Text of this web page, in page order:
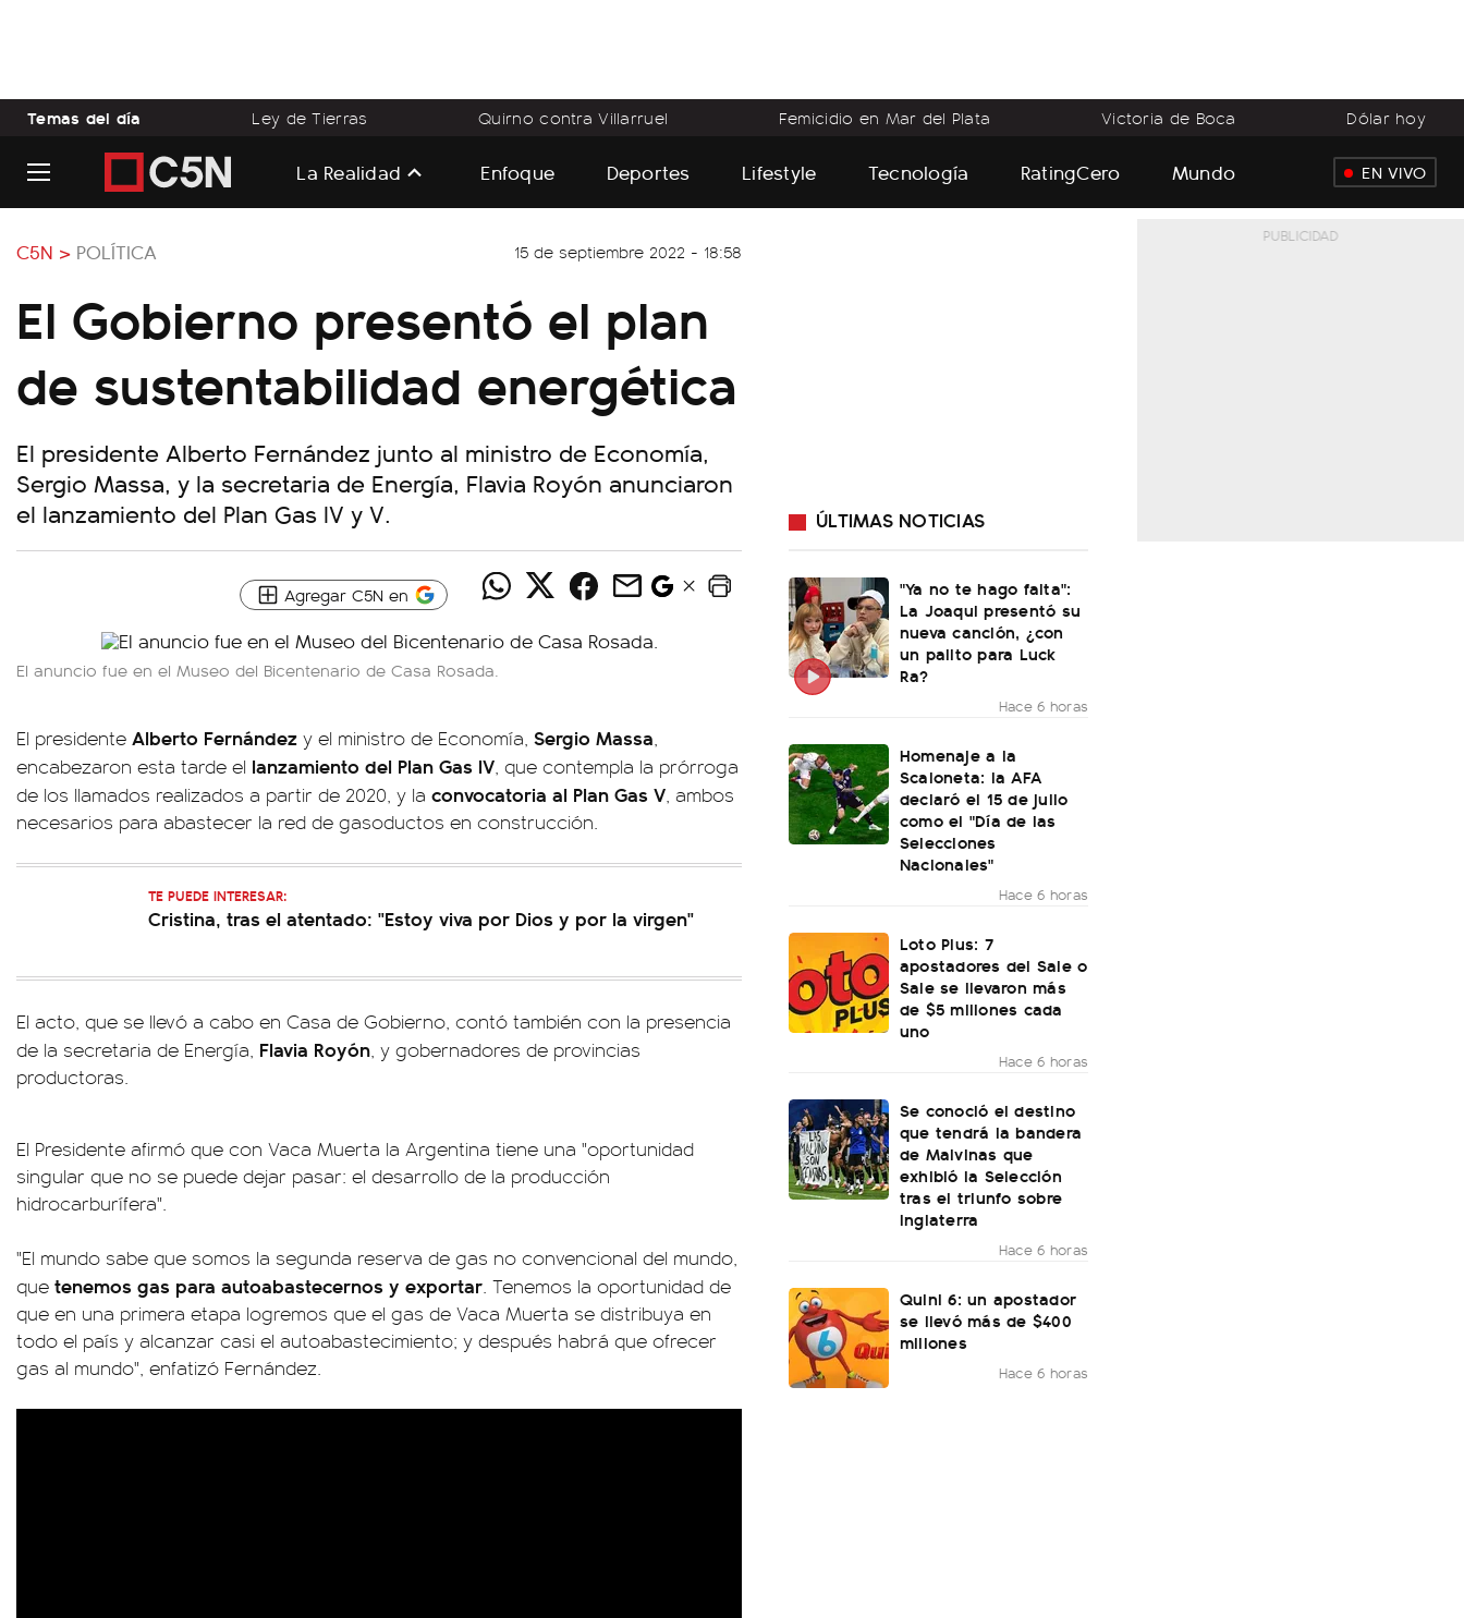
Temas del día Ley de Tierras Quirno contra Villarruel Femicidio en Mar del Plata Victoria de Boca Dólar hoy
La Realidad Enfoque Deportes Lifestyle Tecnología RatingCero Mundo EN VIVO
C5N > POLÍTICA 15 de septiembre 2022 - 18:58
El Gobierno presentó el plan
de sustentabilidad energética
El presidente Alberto Fernández junto al ministro de Economía,
Sergio Massa, y la secretaria de Energía, Flavia Royón anunciaron
el lanzamiento del Plan Gas IV y V.
Agregar C5N en
El anuncio fue en el Museo del Bicentenario de Casa Rosada.
El presidente Alberto Fernández y el ministro de Economía, Sergio Massa,
encabezaron esta tarde el lanzamiento del Plan Gas IV, que contempla la prórroga
de los llamados realizados a partir de 2020, y la convocatoria al Plan Gas V, ambos
necesarios para abastecer la red de gasoductos en construcción.
TE PUEDE INTERESAR:
Cristina, tras el atentado: "Estoy viva por Dios y por la virgen"
El acto, que se llevó a cabo en Casa de Gobierno, contó también con la presencia
de la secretaria de Energía, Flavia Royón, y gobernadores de provincias
productoras.
El Presidente afirmó que con Vaca Muerta la Argentina tiene una "oportunidad
singular que no se puede dejar pasar: el desarrollo de la producción
hidrocarburífera".
"El mundo sabe que somos la segunda reserva de gas no convencional del mundo,
que tenemos gas para autoabastecernos y exportar. Tenemos la oportunidad de
que en una primera etapa logremos que el gas de Vaca Muerta se distribuya en
todo el país y alcanzar casi el autoabastecimiento; y después habrá que ofrecer
gas al mundo", enfatizó Fernández.
ÚLTIMAS NOTICIAS
"Ya no te hago falta":
La Joaqui presentó su
nueva canción, ¿con
un palito para Luck
Ra?
Hace 6 horas
Homenaje a la
Scaloneta: la AFA
declaró el 15 de julio
como el "Día de las
Selecciones
Nacionales"
Hace 6 horas
Loto Plus: 7
apostadores del Sale o
Sale se llevaron más
de $5 millones cada
uno
Hace 6 horas
Se conoció el destino
que tendrá la bandera
de Malvinas que
exhibió la Selección
tras el triunfo sobre
Inglaterra
Hace 6 horas
Quini 6: un apostador
se llevó más de $400
millones
Hace 6 horas